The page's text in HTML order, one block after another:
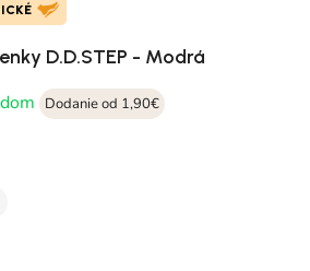
D.D.STEP - Modrá
Dodanie od 1,90€